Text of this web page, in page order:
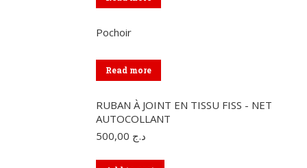
Pochoir
Read more
RUBAN À JOINT EN TISSU FISS - NET
AUTOCOLLANT
د.ج